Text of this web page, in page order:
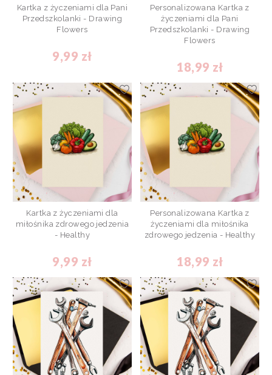
Kartka z życzeniami dla Pani
Przedszkolanki - Drawing
Flowers
9,99 zł
Personalizowana Kartka z
życzeniami dla Pani
Przedszkolanki - Drawing
Flowers
18,99 zł
Kartka z życzeniami dla
miłośnika zdrowego jedzenia
- Healthy
9,99 zł
Personalizowana Kartka z
życzeniami dla miłośnika
zdrowego jedzenia - Healthy
18,99 zł